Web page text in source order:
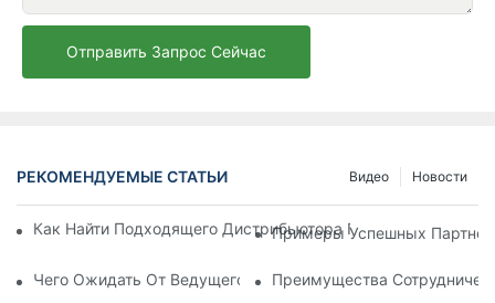
Отправить Запрос Сейчас
РЕКОМЕНДУЕМЫЕ СТАТЬИ Новости
Видео
Как Найти Подходящего Дистрибьютора Пляжных Зонтов
Примеры Успешных
Чего Ожидать От Ведущего Производителя Шезлонгов
Преимущества